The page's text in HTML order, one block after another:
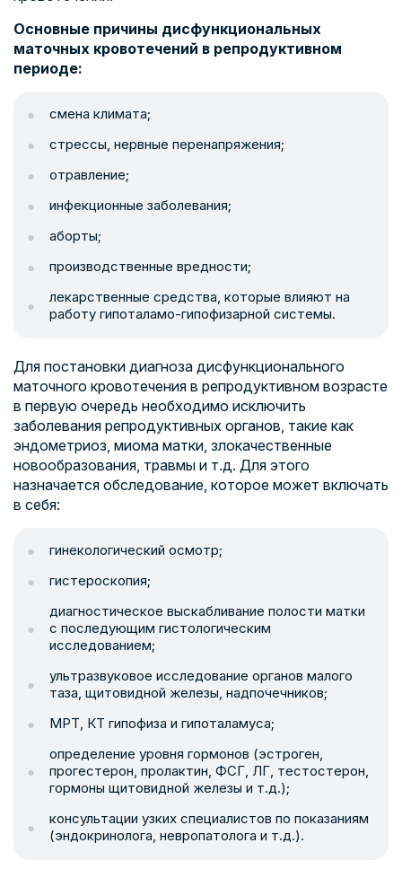
Основные причины дисфункциональных
маточных кровотечений в репродуктивном
периоде:
смена климата;
стрессы, нервные перенапряжения;
отравление;
инфекционные заболевания;
аборты;
производственные вредности;
лекарственные средства, которые влияют на
работу гипоталамо-гипофизарной системы.
Для постановки диагноза дисфункционального
маточного кровотечения в репродуктивном возрасте
в первую очередь необходимо исключить
заболевания репродуктивных органов, такие как
эндометриоз, миома матки, злокачественные
новообразования, травмы и т.д. Для этого
назначается обследование, которое может включать
в себя:
гинекологический осмотр;
гистероскопия;
диагностическое выскабливание полости матки
с последующим гистологическим
исследованием;
ультразвуковое исследование органов малого
таза, щитовидной железы, надпочечников;
МРТ, КТ гипофиза и гипоталамуса;
определение уровня гормонов (эстроген,
прогестерон, пролактин, ФСГ, ЛГ, тестостерон,
гормоны щитовидной железы и т.д.);
консультации узких специалистов по показаниям
(эндокринолога, невропатолога и т.д.).